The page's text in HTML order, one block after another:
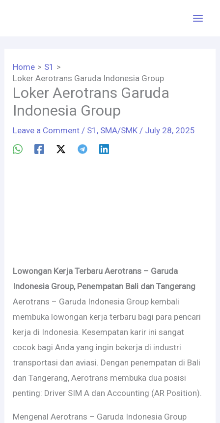
Home
S1
Loker Aerotrans Garuda Indonesia Group
Loker Aerotrans Garuda
Indonesia Group
Leave a Comment / S1 , SMA/SMK / July 28, 2025
Lowongan Kerja Terbaru Aerotrans – Garuda
Indonesia Group, Penempatan Bali dan Tangerang
Aerotrans – Garuda Indonesia Group kembali
membuka lowongan kerja terbaru bagi para pencari
kerja di Indonesia. Kesempatan karir ini sangat
cocok bagi Anda yang ingin bekerja di industri
transportasi dan aviasi. Dengan penempatan di Bali
dan Tangerang, Aerotrans membuka dua posisi
penting: Driver SIM A dan Accounting (AR Position).
Mengenal Aerotrans – Garuda Indonesia Group